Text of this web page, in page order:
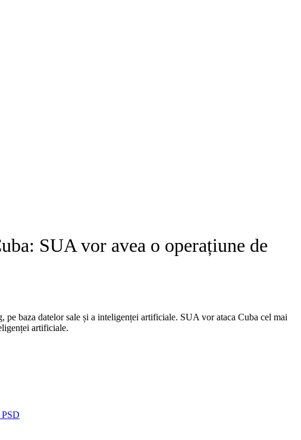
SUA vor avea o operațiune de
baza datelor sale și a inteligenței artificiale. ​SUA vor ataca Cuba cel mai
artificiale.